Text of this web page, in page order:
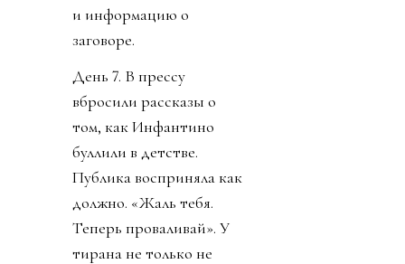
и информацию о
заговоре.
День 7. В прессу
вбросили рассказы о
том, как Инфантино
буллили в детстве.
Публика восприняла как
должно. «Жаль тебя.
Теперь проваливай». У
тирана не только не